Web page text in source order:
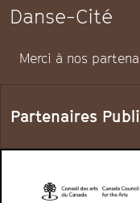
Danse-Cité
Merci à nos
Partenaires